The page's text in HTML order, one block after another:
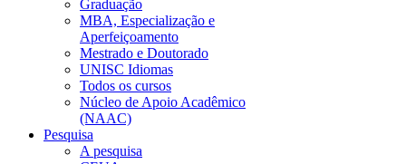
Graduação
MBA, Especialização e
Aperfeiçoamento
Mestrado e Doutorado
UNISC Idiomas
Todos os cursos
Núcleo de Apoio Acadêmico
(NAAC)
Pesquisa
A pesquisa